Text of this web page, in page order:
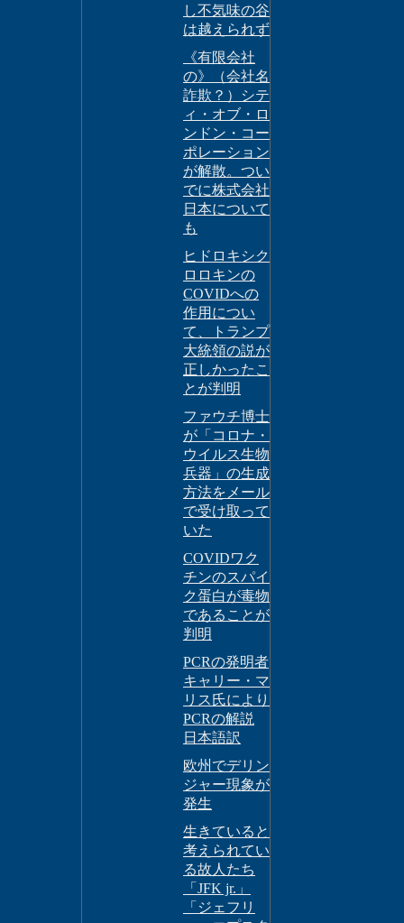
し不気味の谷
は越えられず
《有限会社
の》（会社名
詐欺？）シテ
ィ・オブ・ロ
ンドン・コー
ポレーション
が解散。つい
でに株式会社
日本について
も
ヒドロキシク
ロロキンの
COVIDへの
作用につい
て、トランプ
大統領の説が
正しかったこ
とが判明
ファウチ博士
が「コロナ・
ウイルス生物
兵器」の生成
方法をメール
で受け取って
いた
COVIDワク
チンのスパイ
ク蛋白が毒物
であることが
判明
PCRの発明者
キャリー・マ
リス氏により
PCRの解説
日本語訳
欧州でデリン
ジャー現象が
発生
生きていると
考えられてい
る故人たち
「JFK jr.」
「ジェフリ